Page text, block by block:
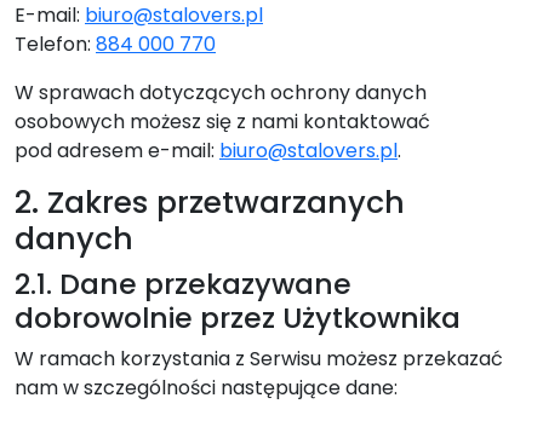
E-mail: biuro@stalovers.pl
Telefon: 884 000 770
W sprawach dotyczących ochrony danych
osobowych możesz się z nami kontaktować
pod adresem e-mail: biuro@stalovers.pl.
2. Zakres przetwarzanych
danych
2.1. Dane przekazywane
dobrowolnie przez Użytkownika
W ramach korzystania z Serwisu możesz przekazać
nam w szczególności następujące dane: